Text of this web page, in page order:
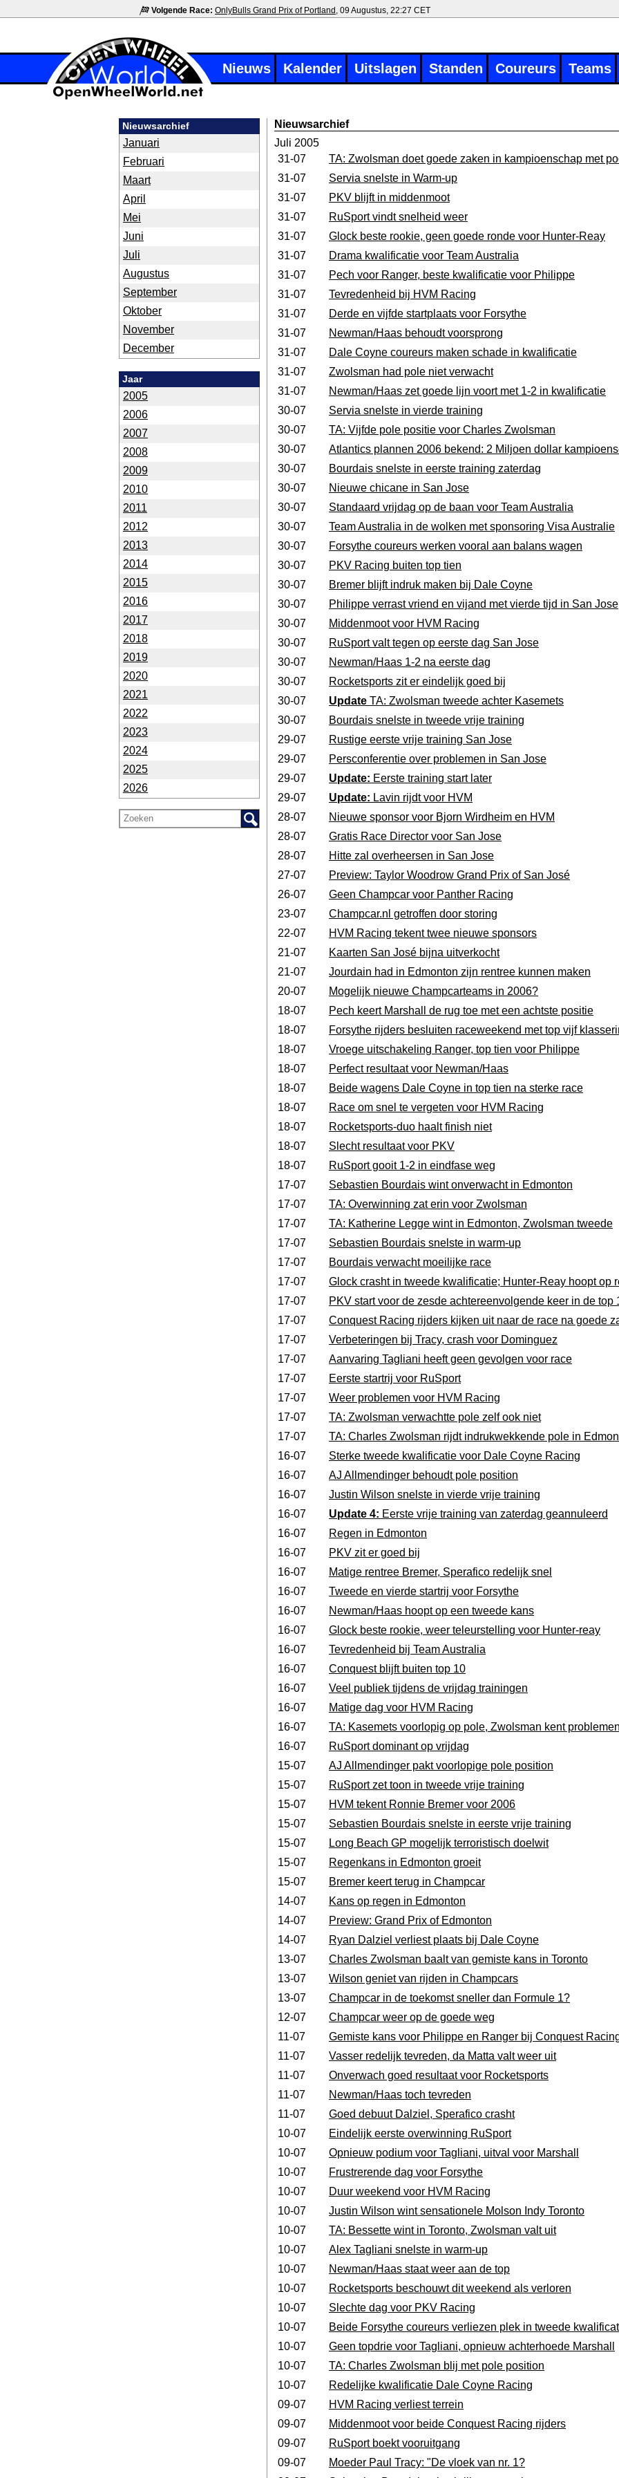
Volgende Race: OnlyBulls Grand Prix of Portland , 09 Augustus, 22:27 CET
Nieuws Kalender Uitslagen Standen Coureurs Teams
Nieuwsarchief
Januari
Februari
Maart
April
Mei
Juni
Juli
Augustus
September
Oktober
November
December
Jaar
2005
2006
2007
2008
2009
2010
2011
2012
2013
2014
2015
2016
2017
2018
2019
2020
2021
2022
2023
2024
2025
2026
Nieuwsarchief
Juli 2005
31-07
TA: Zwolsman doet goede zaken in kampioenschap met
31-07
Servia snelste in Warm-up
31-07
PKV blijft in middenmoot
31-07
RuSport vindt snelheid weer
31-07
Glock beste rookie, geen goede ronde voor Hunter-Reay
31-07
Drama kwalificatie voor Team Australia
31-07
Pech voor Ranger, beste kwalificatie voor Philippe
31-07
Tevredenheid bij HVM Racing
31-07
Derde en vijfde startplaats voor Forsythe
31-07
Newman/Haas behoudt voorsprong
31-07
Dale Coyne coureurs maken schade in kwalificatie
31-07
Zwolsman had pole niet verwacht
31-07
Newman/Haas zet goede lijn voort met 1-2 in kwalificatie
30-07
Servia snelste in vierde training
30-07
TA: Vijfde pole positie voor Charles Zwolsman
30-07
Atlantics plannen 2006 bekend: 2 Miljoen dollar
30-07
Bourdais snelste in eerste training zaterdag
30-07
Nieuwe chicane in San Jose
30-07
Standaard vrijdag op de baan voor Team Australia
30-07
Team Australia in de wolken met sponsoring Visa Australie
30-07
Forsythe coureurs werken vooral aan balans wagen
30-07
PKV Racing buiten top tien
30-07
Bremer blijft indruk maken bij Dale Coyne
30-07
Philippe verrast vriend en vijand met vierde tijd in San Jose
30-07
Middenmoot voor HVM Racing
30-07
RuSport valt tegen op eerste dag San Jose
30-07
Newman/Haas 1-2 na eerste dag
30-07
Rocketsports zit er eindelijk goed bij
30-07
Update TA: Zwolsman tweede achter Kasemets
30-07
Bourdais snelste in tweede vrije training
29-07
Rustige eerste vrije training San Jose
29-07
Persconferentie over problemen in San Jose
29-07
Update: Eerste training start later
29-07
Update: Lavin rijdt voor HVM
28-07
Nieuwe sponsor voor Bjorn Wirdheim en HVM
28-07
Gratis Race Director voor San Jose
28-07
Hitte zal overheersen in San Jose
27-07
Preview: Taylor Woodrow Grand Prix of San José
26-07
Geen Champcar voor Panther Racing
23-07
Champcar.nl getroffen door storing
22-07
HVM Racing tekent twee nieuwe sponsors
21-07
Kaarten San José bijna uitverkocht
21-07
Jourdain had in Edmonton zijn rentree kunnen maken
20-07
Mogelijk nieuwe Champcarteams in 2006?
18-07
Pech keert Marshall de rug toe met een achtste positie
18-07
Forsythe rijders besluiten raceweekend met top vijf
18-07
Vroege uitschakeling Ranger, top tien voor Philippe
18-07
Perfect resultaat voor Newman/Haas
18-07
Beide wagens Dale Coyne in top tien na sterke race
18-07
Race om snel te vergeten voor HVM Racing
18-07
Rocketsports-duo haalt finish niet
18-07
Slecht resultaat voor PKV
18-07
RuSport gooit 1-2 in eindfase weg
17-07
Sebastien Bourdais wint onverwacht in Edmonton
17-07
TA: Overwinning zat erin voor Zwolsman
17-07
TA: Katherine Legge wint in Edmonton, Zwolsman tweede
17-07
Sebastien Bourdais snelste in warm-up
17-07
Bourdais verwacht moeilijke race
17-07
Glock crasht in tweede kwalificatie; Hunter-Reay hoopt op
17-07
PKV start voor de zesde achtereenvolgende keer in de top
17-07
Conquest Racing rijders kijken uit naar de race na goede
17-07
Verbeteringen bij Tracy, crash voor Dominguez
17-07
Aanvaring Tagliani heeft geen gevolgen voor race
17-07
Eerste startrij voor RuSport
17-07
Weer problemen voor HVM Racing
17-07
TA: Zwolsman verwachtte pole zelf ook niet
17-07
TA: Charles Zwolsman rijdt indrukwekkende pole in
16-07
Sterke tweede kwalificatie voor Dale Coyne Racing
16-07
AJ Allmendinger behoudt pole position
16-07
Justin Wilson snelste in vierde vrije training
16-07
Update 4: Eerste vrije training van zaterdag geannuleerd
16-07
Regen in Edmonton
16-07
PKV zit er goed bij
16-07
Matige rentree Bremer, Sperafico redelijk snel
16-07
Tweede en vierde startrij voor Forsythe
16-07
Newman/Haas hoopt op een tweede kans
16-07
Glock beste rookie, weer teleurstelling voor Hunter-reay
16-07
Tevredenheid bij Team Australia
16-07
Conquest blijft buiten top 10
16-07
Veel publiek tijdens de vrijdag trainingen
16-07
Matige dag voor HVM Racing
16-07
TA: Kasemets voorlopig op pole, Zwolsman kent
16-07
RuSport dominant op vrijdag
15-07
AJ Allmendinger pakt voorlopige pole position
15-07
RuSport zet toon in tweede vrije training
15-07
HVM tekent Ronnie Bremer voor 2006
15-07
Sebastien Bourdais snelste in eerste vrije training
15-07
Long Beach GP mogelijk terroristisch doelwit
15-07
Regenkans in Edmonton groeit
15-07
Bremer keert terug in Champcar
14-07
Kans op regen in Edmonton
14-07
Preview: Grand Prix of Edmonton
14-07
Ryan Dalziel verliest plaats bij Dale Coyne
13-07
Charles Zwolsman baalt van gemiste kans in Toronto
13-07
Wilson geniet van rijden in Champcars
13-07
Champcar in de toekomst sneller dan Formule 1?
12-07
Champcar weer op de goede weg
11-07
Gemiste kans voor Philippe en Ranger bij Conquest
11-07
Vasser redelijk tevreden, da Matta valt weer uit
11-07
Onverwach goed resultaat voor Rocketsports
11-07
Newman/Haas toch tevreden
11-07
Goed debuut Dalziel, Sperafico crasht
10-07
Eindelijk eerste overwinning RuSport
10-07
Opnieuw podium voor Tagliani, uitval voor Marshall
10-07
Frustrerende dag voor Forsythe
10-07
Duur weekend voor HVM Racing
10-07
Justin Wilson wint sensationele Molson Indy Toronto
10-07
TA: Bessette wint in Toronto, Zwolsman valt uit
10-07
Alex Tagliani snelste in warm-up
10-07
Newman/Haas staat weer aan de top
10-07
Rocketsports beschouwt dit weekend als verloren
10-07
Slechte dag voor PKV Racing
10-07
Beide Forsythe coureurs verliezen plek in tweede
10-07
Geen topdrie voor Tagliani, opnieuw achterhoede Marshall
10-07
TA: Charles Zwolsman blij met pole position
10-07
Redelijke kwalificatie Dale Coyne Racing
09-07
HVM Racing verliest terrein
09-07
Middenmoot voor beide Conquest Racing rijders
09-07
RuSport boekt vooruitgang
09-07
Moeder Paul Tracy: "De vloek van nr. 1?